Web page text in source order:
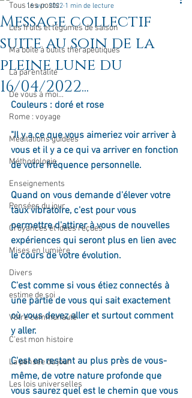
Tous les posts
Les fruits et légumes de saison
Ma boîte à outils thérapeutiques
La parentalité
De vous à moi...
Rome : voyage
Méditations guidées
Méthodologie
Enseignements
Pensées du jour
Croyances et idées reçues
Mises en lumière
Divers
estime de soi
Votre communauté
C'est mon histoire
La pensée du jour
Les lois universelles
Message collectif
suite au soin de la
pleine lune du
16/04/2022...
16 avr. 2022 1 min de lecture
Couleurs : doré et rose
"Il y a ce que vous aimeriez voir arriver à
vous et il y a ce qui va arriver en fonction
de votre fréquence personnelle.
Quand on vous demande d'élever votre
taux vibratoire, c'est pour vous
permettre d'attirer à vous de nouvelles
expériences qui seront plus en lien avec
le cours de votre évolution.
C'est comme si vous étiez connectés à
une partie de vous qui sait exactement
où vous devez aller et surtout comment
y aller.
C'est en restant au plus près de vous-
même, de votre nature profonde que
vous saurez quel est le chemin que vous